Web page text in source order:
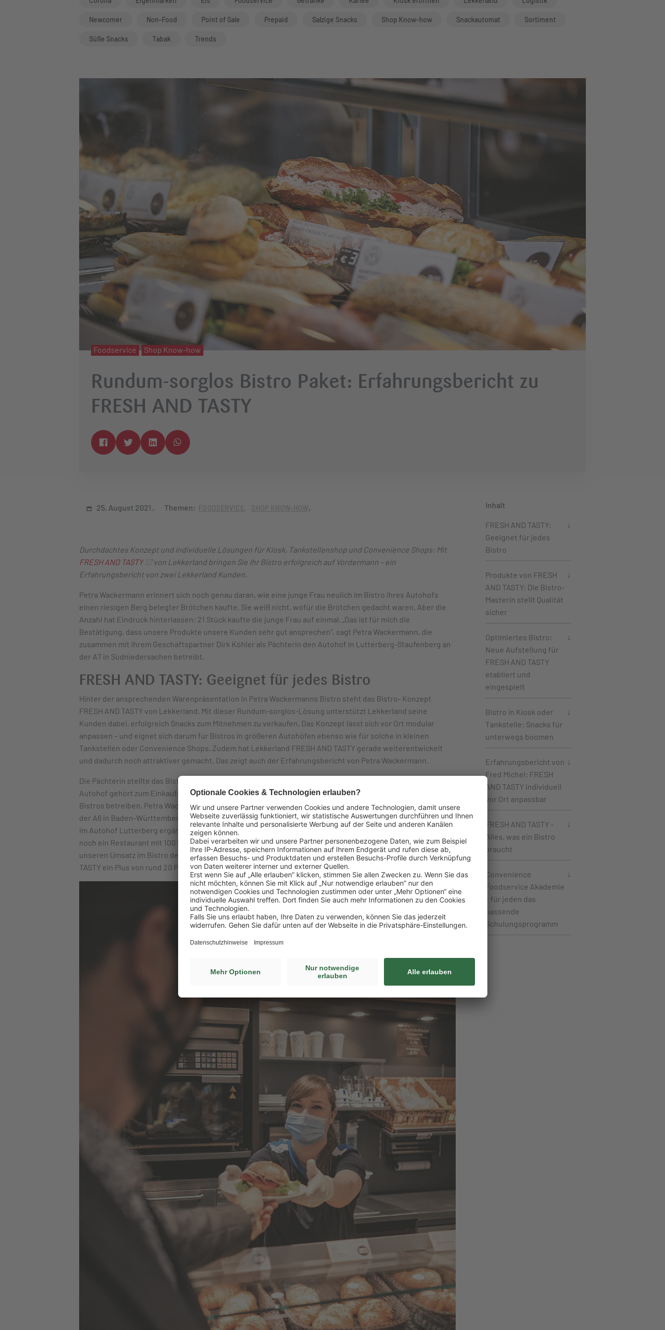
Newcomer Non-Food Point of Sale Prepaid Salzige Snacks Shop Know-how Snackautomat Sortiment
Süße Snacks Tabak Trends
Foodservice Shop Know-how
Rundum-sorglos Bistro Paket: Erfahrungsbericht zu
FRESH AND TASTY
25. August 2021 Themen: FOODSERVICE SHOP KNOW-HOW
Durchdachtes Konzept und individuelle Lösungen für Kiosk, Tankstellenshop und Convenience Shops: Mit
FRESH AND TASTY
von Lekkerland bringen Sie Ihr Bistro erfolgreich auf Vordermann – ein
Erfahrungsbericht von zwei Lekkerland Kunden.
Petra Wackermann erinnert sich noch genau daran, wie eine junge Frau neulich im Bistro ihres Autohofs
einen riesigen Berg belegter Brötchen kaufte. Sie weiß nicht, wofür die Brötchen gedacht waren. Aber die
Anzahl hat Eindruck hinterlassen: 21 Stück kaufte die junge Frau auf einmal. „Das ist für mich die
Bestätigung, dass unsere Produkte unsere Kunden sehr gut ansprechen“, sagt Petra Wackermann, die
zusammen mit ihrem Geschäftspartner Dirk Köhler als Pächterin den Autohof in Lutterberg-Staufenberg an
der A7 in Südniedersachen betreibt.
FRESH AND TASTY: Geeignet für jedes Bistro
Hinter der ansprechenden Warenpräsentation in Petra Wackermanns Bistro steht das Bistro- Konzept
FRESH AND TASTY von Lekkerland. Mit dieser Rundum-sorglos-Lösung unterstützt Lekkerland seine
Kunden dabei, erfolgreich Snacks zum Mitnehmen zu verkaufen. Das Konzept lässt sich vor Ort modular
anpassen – und eignet sich darum für Bistros in größeren Autohöfen ebenso wie für solche in kleinen
Tankstellen oder Convenience Shops. Zudem hat Lekkerland FRESH AND TASTY gerade weiterentwickelt
und dadurch noch attraktiver gemacht. Das zeigt auch der Erfahrungsbericht von Petra Wackermann.
Die Pächterin stellte das Bistro in ihrem Autohof in Lutterberg 2020 auf das Lekkerland Konzept um. Der
Autohof gehört zum Einkaufsverbund B.A.L.L.S., innerhalb dessen schon 14 Autohöfe FRESH AND TASTY-
Bistros betreiben. Petra Wackermann wiederum betreibt noch einen weiteren Autohof in Bad Rappenau an
der A6 in Baden-Württemberg, nahe Heilbronn, wo sie ebenfalls seit einigen Monaten auf das Konzept setzt.
Im Autohof Lutterberg ergänzt das Bistro-Konzept nun das reichhaltige Speisenangebot, zu dem außerdem
noch ein Restaurant mit 100 Plätzen sowie eine integrierte Subway-Filiale gehören. „Trotz Corona haben wir
unseren Umsatz im Bistro deutlich steigern können“, sagt Petra Wackermann. Sie schätzt, dass FRESH AND
TASTY ein Plus von rund 20 Prozent ausgemacht habe.
Inhalt
FRESH AND TASTY:
Geeignet für jedes
Bistro
Produkte von FRESH
AND TASTY: Die Bistro-
Masterin stellt Qualität
sicher
Optimiertes Bistro:
Neue Aufstellung für
FRESH AND TASTY
etabliert und
eingespielt
Bistro in Kiosk oder
Tankstelle: Snacks für
unterwegs boomen
Erfahrungsbericht von
Fred Michel: FRESH
AND TASTY individuell
vor Ort anpassbar
FRESH AND TASTY -
Alles, was ein Bistro
braucht
Convenience
Foodservice Akademie
– für jeden das
passende
Schulungsprogramm